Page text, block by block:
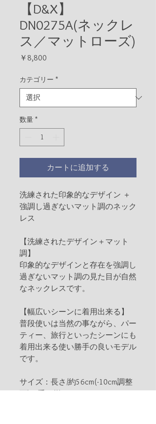
【D&X】
DN0275A(ネックレ
ス／マットローズ)
￥8,800
カテゴリー *
数量 *
カートに追加する
洗練された印象的なデザイン ＋
強調し過ぎないマット調のネック
レス
【洗練されたデザイン＋マット
調】
印象的なデザインと存在を強調し
過ぎないマット調の見た目が自然
なネックレスです。
【幅広いシーンに着用出来る】
普段使いは当然の事ながら、パー
ティー、旅行といったシーンにも
着用出来る使い勝手の良いモデル
です。
サイズ：長さ/約56cm(-10cm調整
可)、重さ/約65g